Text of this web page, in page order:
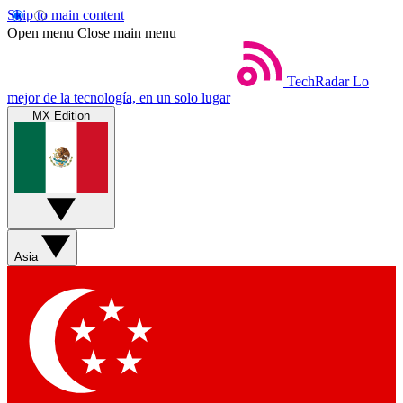
Skip to main content
Open menu Close main menu
TechRadar Lo
mejor de la tecnología, en un solo lugar
MX Edition
Asia